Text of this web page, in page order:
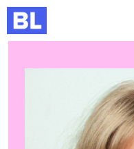
Genveje
Kurser og arrangementer